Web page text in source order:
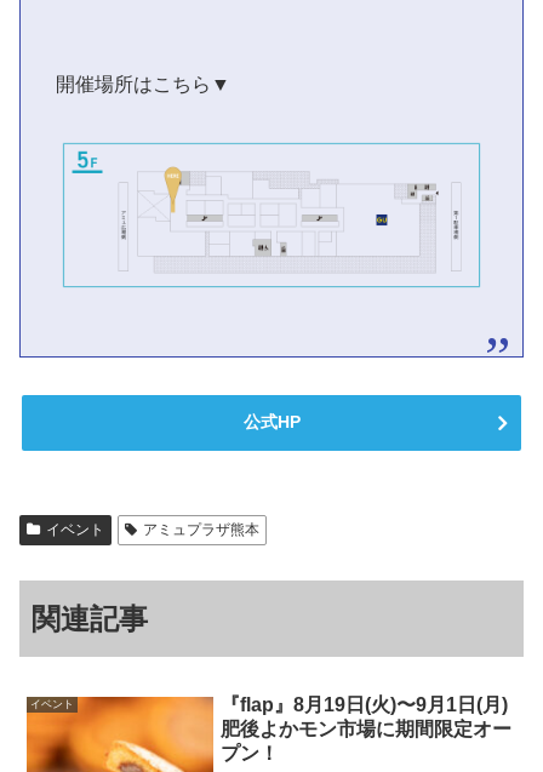
開催場所はこちら▼
公式HP
イベント アミュプラザ熊本
関連記事
イベント
『flap』8月19日(火)〜9月1日(月)
肥後よかモン市場に期間限定オー
プン！